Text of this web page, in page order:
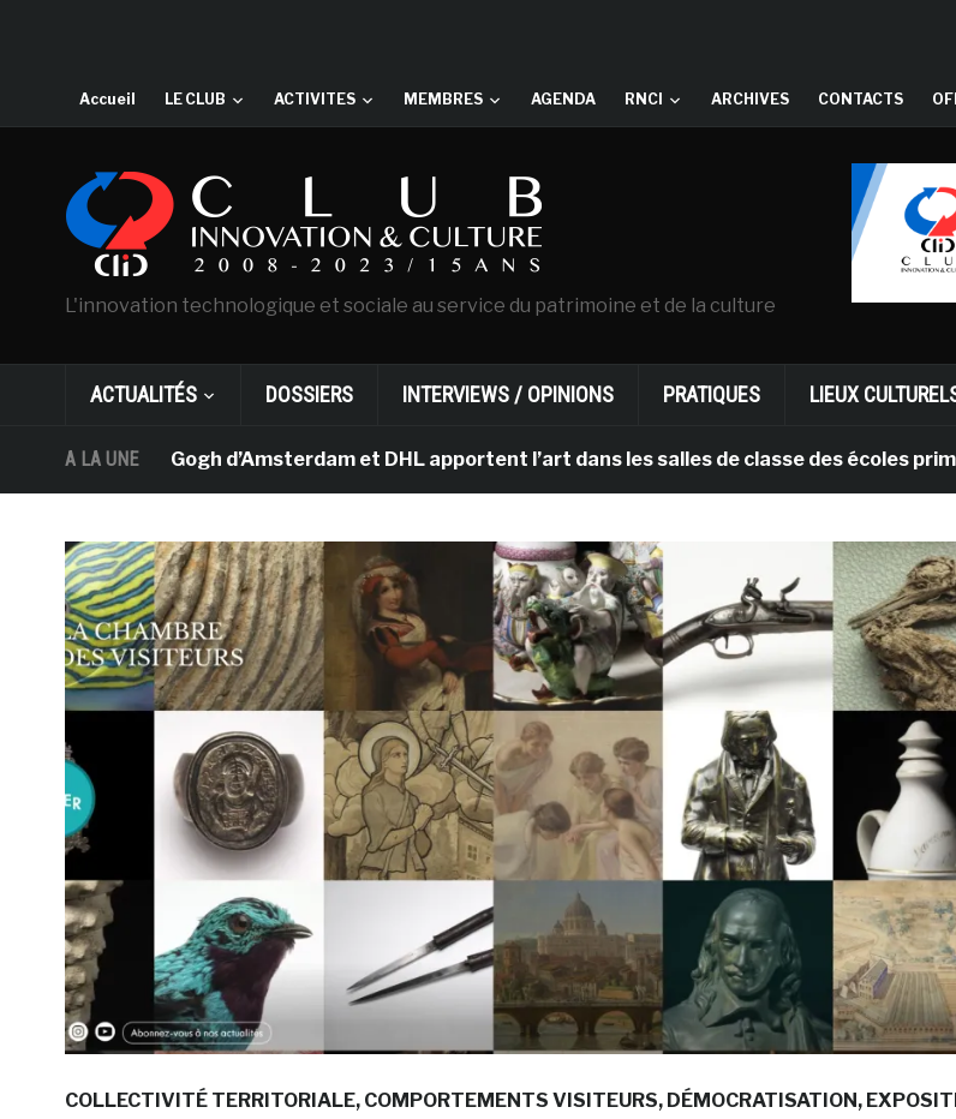
Accueil LE CLUB ACTIVITES MEMBRES AGENDA RNCI ARCHIVES CONTACTS
L'innovation technologique et sociale au service du patrimoine et de la culture
ACTUALITÉS DOSSIERS INTERVIEWS / OPINIONS PRATIQUES LIEUX
A LA UNE
Van Gogh d’Amsterdam et DHL apportent l’art dans les salles de classe des écoles primaires
COLLECTIVITÉ TERRITORIALE COMPORTEMENTS VISITEURS DÉMOCRATISATION